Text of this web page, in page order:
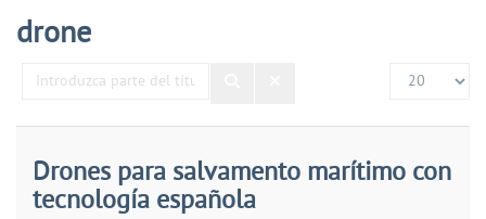
drone
Introduzca
Cantidad
Drones para salvamento marítimo con
tecnología española